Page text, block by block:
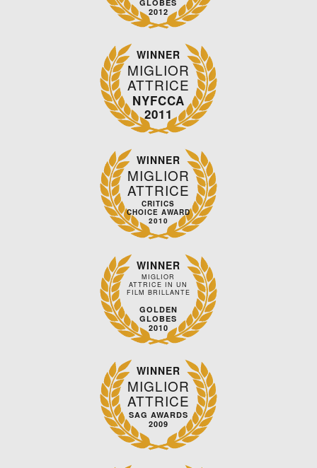
GLOBES
2012
WINNER
MIGLIOR
ATTRICE
NYFCCA
2011
WINNER
MIGLIOR
ATTRICE
CRITICS
CHOICE AWARD
2010
WINNER
MIGLIOR
ATTRICE IN UN
FILM BRILLANTE
GOLDEN
GLOBES
2010
WINNER
MIGLIOR
ATTRICE
SAG AWARDS
2009